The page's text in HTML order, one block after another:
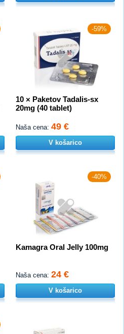
-59%
10 × Paketov Tadalis-sx
20mg (40 tablet)
Naša cena: 49 €
V košarico
-40%
Kamagra Oral Jelly 100mg
Naša cena: 24 €
V košarico